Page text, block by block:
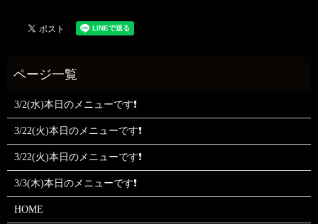
3/2(水)本日のメニューです❗
3/22(火)本日のメニューです❗
3/22(火)本日のメニューです❗
3/3(木)本日のメニューです❗
HOME